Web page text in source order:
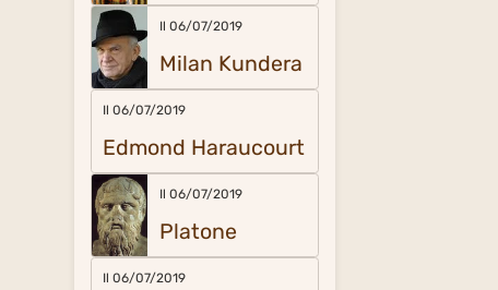
Il 06/07/2019
Milan Kundera
Il 06/07/2019
Edmond Haraucourt
Il 06/07/2019
Platone
Il 06/07/2019